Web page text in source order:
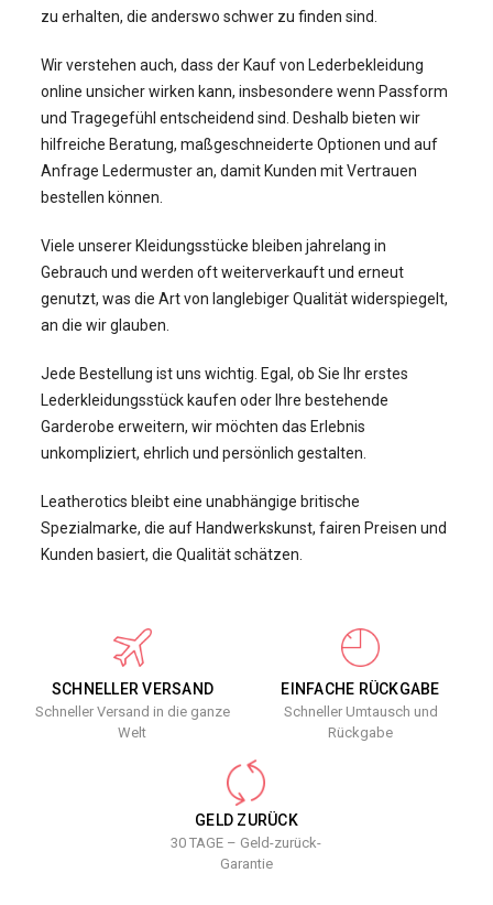
zu erhalten, die anderswo schwer zu finden sind.
Wir verstehen auch, dass der Kauf von Lederbekleidung
online unsicher wirken kann, insbesondere wenn Passform
und Tragegefühl entscheidend sind. Deshalb bieten wir
hilfreiche Beratung, maßgeschneiderte Optionen und auf
Anfrage Ledermuster an, damit Kunden mit Vertrauen
bestellen können.
Viele unserer Kleidungsstücke bleiben jahrelang in
Gebrauch und werden oft weiterverkauft und erneut
genutzt, was die Art von langlebiger Qualität widerspiegelt,
an die wir glauben.
Jede Bestellung ist uns wichtig. Egal, ob Sie Ihr erstes
Lederkleidungsstück kaufen oder Ihre bestehende
Garderobe erweitern, wir möchten das Erlebnis
unkompliziert, ehrlich und persönlich gestalten.
Leatherotics bleibt eine unabhängige britische
Spezialmarke, die auf Handwerkskunst, fairen Preisen und
Kunden basiert, die Qualität schätzen.
SCHNELLER VERSAND
Schneller Versand in die ganze
Welt
EINFACHE RÜCKGABE
Schneller Umtausch und
Rückgabe
GELD ZURÜCK
30 TAGE – Geld-zurück-
Garantie